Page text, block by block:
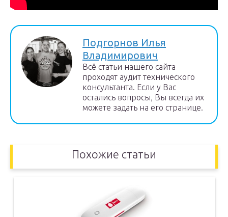
Подгорнов Илья
Владимирович
Всё статьи нашего сайта
проходят аудит технического
консультанта. Если у Вас
остались вопросы, Вы всегда их
можете задать на его странице.
Похожие статьи